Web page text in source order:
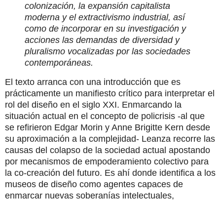
colonización, la expansión capitalista
moderna y el extractivismo industrial, así
como de incorporar en su investigación y
acciones las demandas de diversidad y
pluralismo vocalizadas por las sociedades
contemporáneas.
El texto arranca con una introducción que es
prácticamente un manifiesto crítico para interpretar el
rol del diseño en el siglo XXI. Enmarcando la
situación actual en el concepto de policrisis -al que
se refirieron Edgar Morin y Anne Brigitte Kern desde
su aproximación a la complejidad- Leanza recorre las
causas del colapso de la sociedad actual apostando
por mecanismos de empoderamiento colectivo para
la co-creación del futuro. Es ahí donde identifica a los
museos de diseño como agentes capaces de
enmarcar nuevas soberanías intelectuales,